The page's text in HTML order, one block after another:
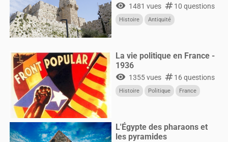
visibility 1481 vues numbers10 questions
Histoire Antiquité
La vie politique en France -
1936
visibility 1355 vues numbers16 questions
Histoire Politique France
L'Égypte des pharaons et
les pyramides